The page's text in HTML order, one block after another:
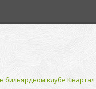
бильярдном клубе Квартал